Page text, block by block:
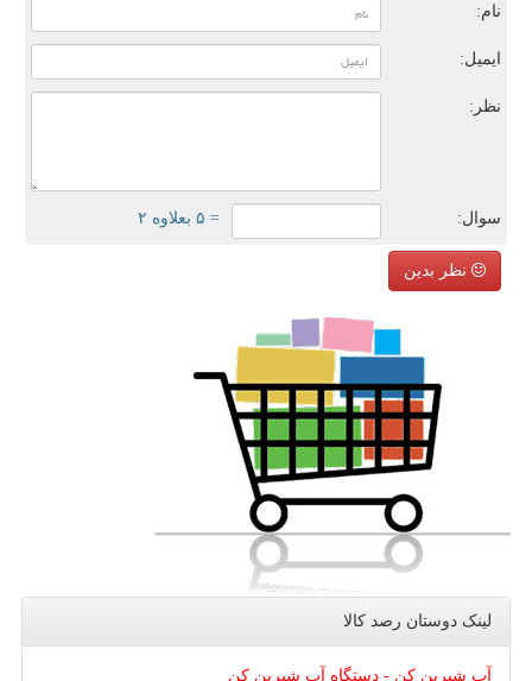
نام:
ایمیل:
نظر:
سوال: = ۵ بعلاوه ۲
نظر بدین
لینک دوستان رصد كالا
آب شیرین کن - دستگاه آب شیرین کن